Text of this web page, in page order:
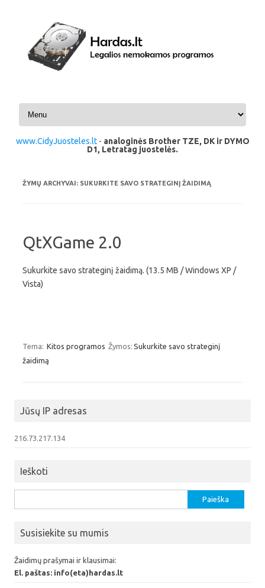
Pereiti prie turinio
www.CidyJuosteles.lt- analoginės Brother TZE, DK ir DYMO
D1, Letratag juostelės.
ŽYMŲ ARCHYVAI: SUKURKITE SAVO STRATEGINĮ ŽAIDIMĄ
QtXGame 2.0
Sukurkite savo strateginį žaidimą. (13.5 MB / Windows XP /
Vista)
Tema: Kitos programos Žymos: Sukurkite savo strateginį
žaidimą
Jūsų IP adresas
216.73.217.134
Ieškoti
Susisiekite su mumis
Žaidimų prašymai ir klausimai:
El. paštas: info(eta)hardas.lt